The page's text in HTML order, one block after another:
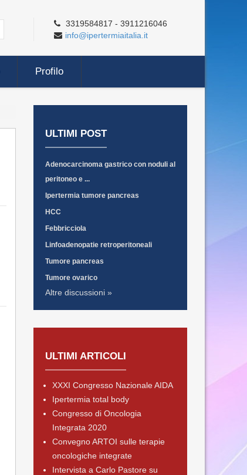
3319584817 - 3911216046
info@ipertermiaitalia.it
Profilo
ULTIMI POST
Adenocarcinoma gastrico con noduli al
peritoneo e ...
Ipertermia tumore pancreas
HCC
Febbricciola
Linfoadenopatie retroperitoneali
Tumore pancreas
Tumore ovarico
Altre discussioni »
ULTIMI ARTICOLI
XXXI Congresso Nazionale AIDA
Ipertermia total body
Congresso di Oncologia
Integrata 2020
Convegno ARTOI sulle terapie
oncologiche integrate
Intervista a Carlo Pastore su